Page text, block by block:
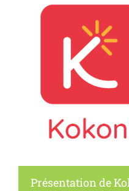
Présentation de